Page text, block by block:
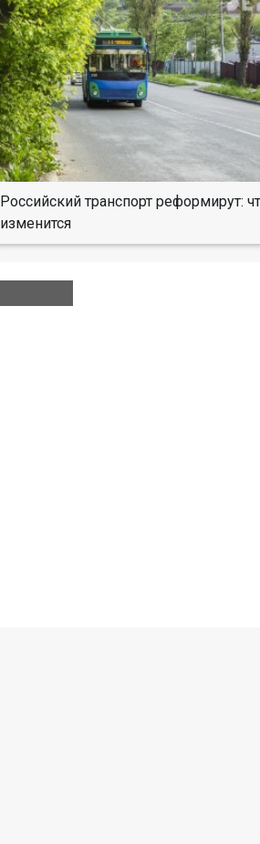
Российский транспорт реформирут:
изменится